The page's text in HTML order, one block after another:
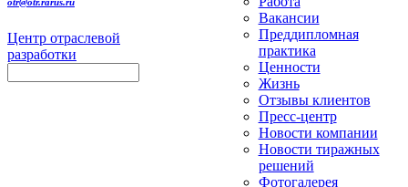
Центр отраслевой
разработки
Вакансии
Преддипломная
практика
Ценности
Жизнь
Отзывы клиентов
Пресс-центр
Новости компании
Новости тиражных
решений
Фотогалерея